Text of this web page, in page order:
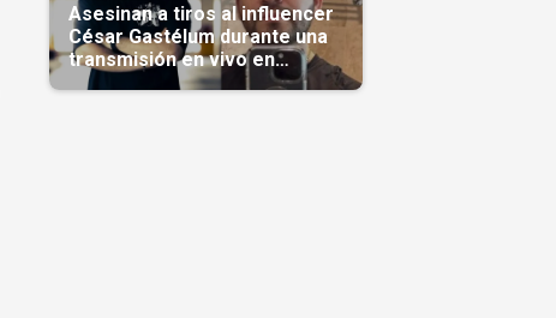
Asesinan a tiros al influencer
César Gastélum durante una
transmisión en vivo en
Sinaloa(Video)